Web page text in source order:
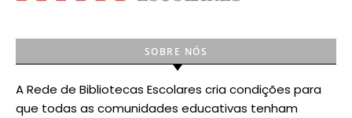
SOBRE NÓS
A Rede de Bibliotecas Escolares cria condições para
que todas as comunidades educativas tenham